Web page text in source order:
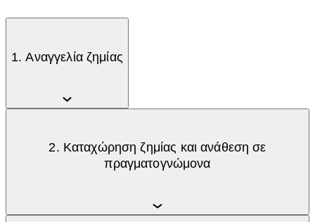
1. Αναγγελία ζημίας
2. Καταχώρηση ζημίας και ανάθεση σε
πραγματογνώμονα